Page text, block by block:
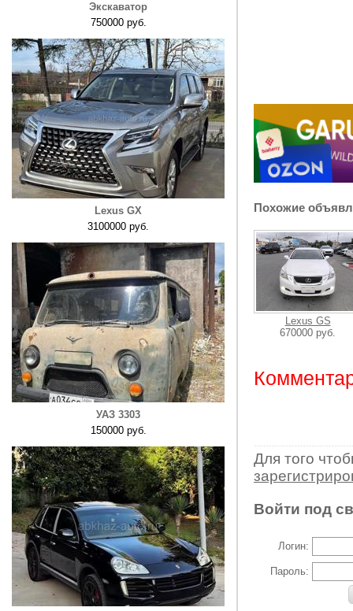
Экскаватор
750000 руб.
Lexus GX
3100000 руб.
УАЗ 3303
150000 руб.
Похожие
Lexus GS
670000 руб.
Для того
Войти под
Логин:
Пароль: